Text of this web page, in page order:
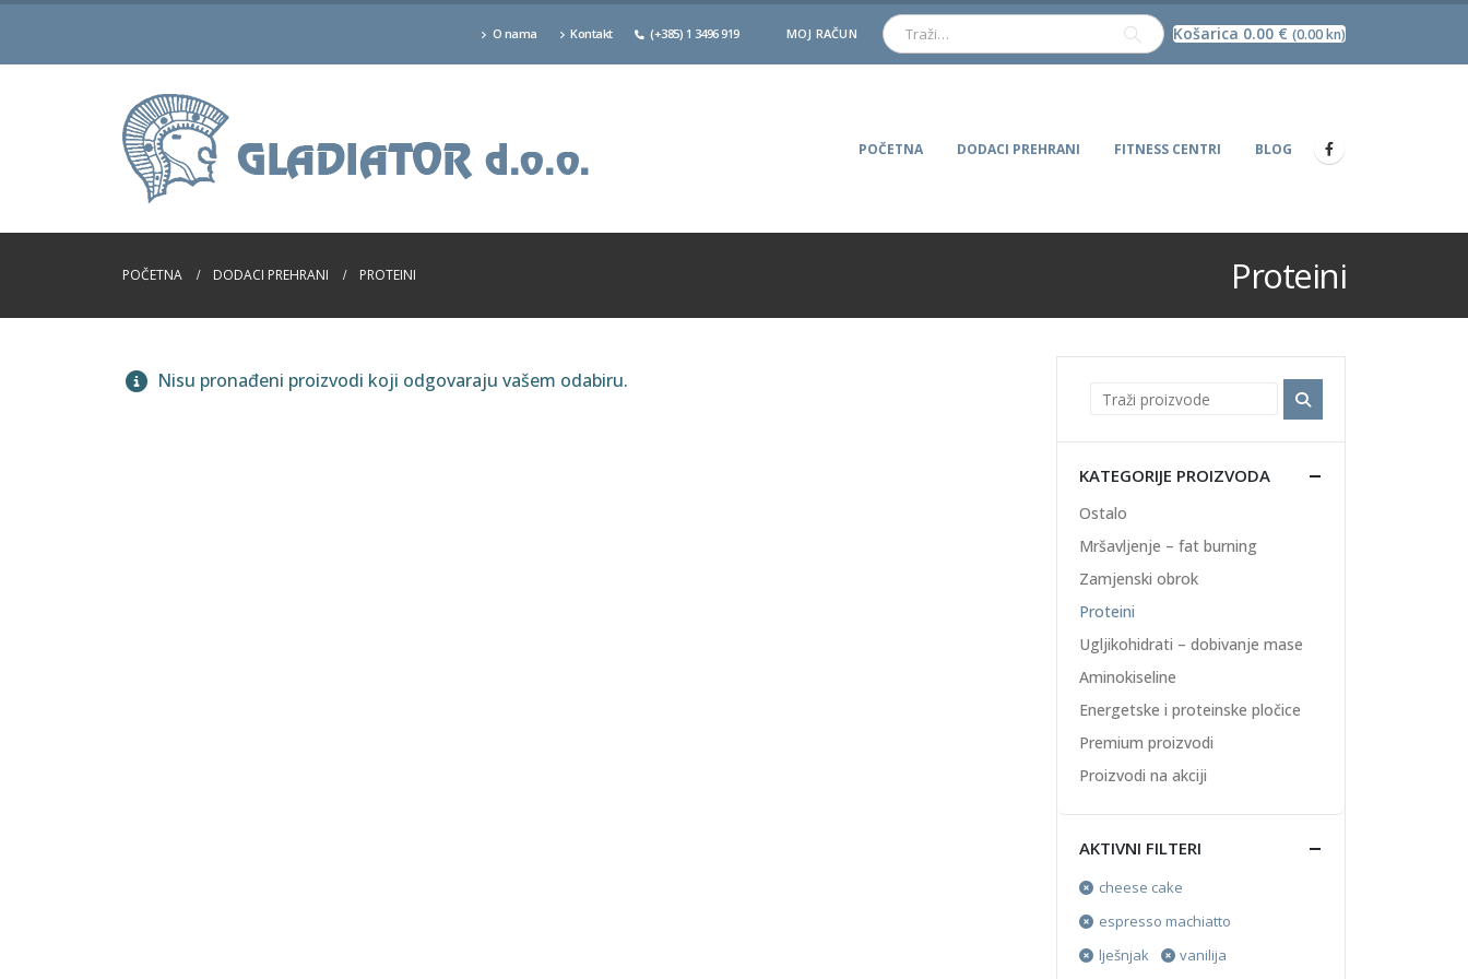
O nama Kontakt (+385) 1 3496 919 MOJ RAČUN Košarica 0.00 € (0.00 kn)
POČETNA DODACI PREHRANI FITNESS CENTRI BLOG
POČETNA DODACI PREHRANI PROTEINI Proteini
Nisu pronađeni proizvodi koji odgovaraju vašem odabiru.
KATEGORIJE PROIZVODA
Ostalo
Mršavljenje – fat burning
Zamjenski obrok
Proteini
Ugljikohidrati – dobivanje mase
Aminokiseline
Energetske i proteinske pločice
Premium proizvodi
Proizvodi na akciji
AKTIVNI FILTERI
cheese cake
espresso machiatto
lješnjak
vanilija